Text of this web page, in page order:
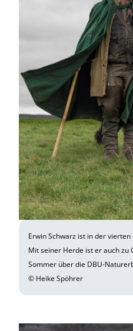
Erwin Schwarz ist in der
Mit seiner Herde ist er auch zu
Sommer über die DBU-
© Heike Spöhrer